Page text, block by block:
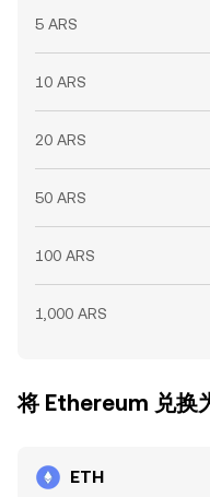
5 ARS
10 ARS
20 ARS
50 ARS
100 ARS
1,000 ARS
将 Ethereum 兑换
ETH